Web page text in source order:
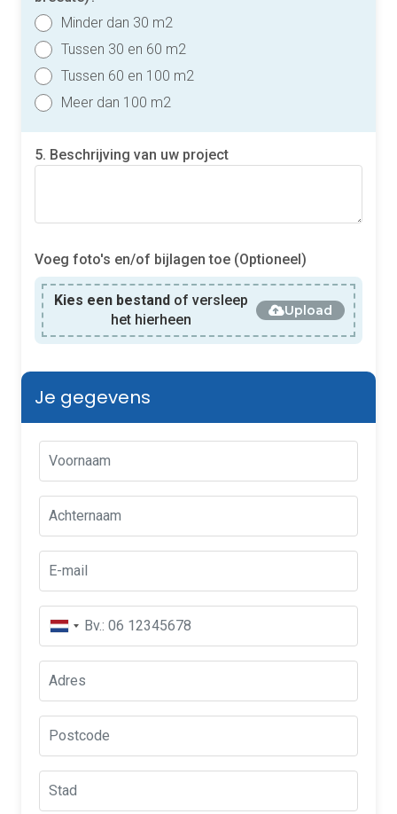
Minder dan 30 m2
Tussen 30 en 60 m2
Tussen 60 en 100 m2
Meer dan 100 m2
5. Beschrijving van uw project
Voeg foto's en/of bijlagen toe (Optioneel)
Kies een bestand of versleep
het hierheen
Upload
Je gegevens